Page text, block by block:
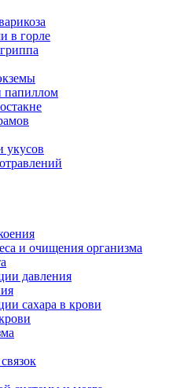
в горле
папиллом
укусов
и очищения организма
давления
сахара в крови